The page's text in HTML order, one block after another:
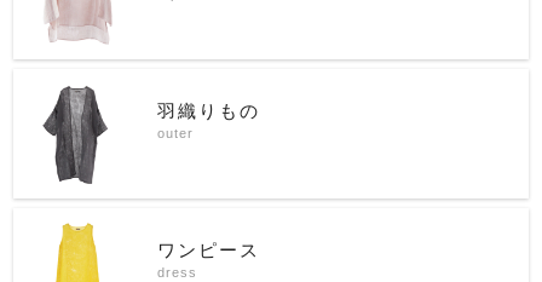
羽織りもの
outer
ワンピース
dress